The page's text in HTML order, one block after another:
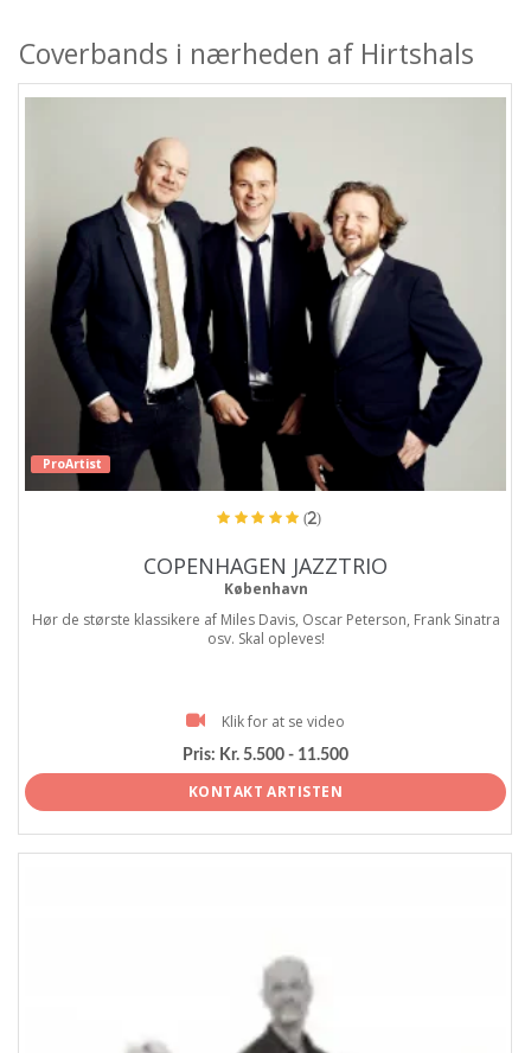
Coverbands i nærheden af Hirtshals
ProArtist
(2)
COPENHAGEN JAZZTRIO
København
Hør de største klassikere af Miles Davis, Oscar Peterson, Frank Sinatra
osv. Skal opleves!
Klik for at se video
Pris: Kr. 5.500 - 11.500
KONTAKT ARTISTEN